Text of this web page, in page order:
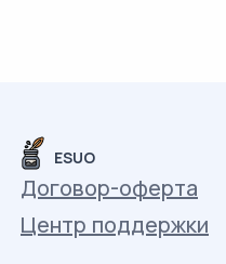
ESUO
Договор-оферта
Центр поддержки